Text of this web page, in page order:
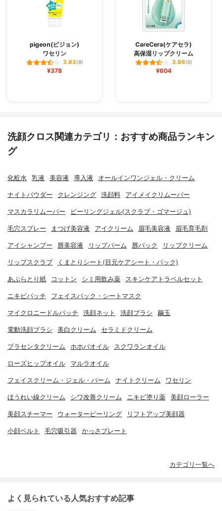
pigeon(ピジョン)
ワセリン
3.83(8)
¥378
CareCera(ケアセラ)
高保湿リップクリーム
3.86(6)
¥604
洗顔クロス関連カテゴリ：おすすめ商品ランキン
グ
化粧水 乳液 美容液 導入液 オールインワンジェル・クリーム
ナイトパウダー クレンジング 洗顔料 アイメイクリムーバー
マスカラリムーバー ピーリングジェル(スクラブ・ゴマージュ)
毛穴スプレー まつげ美容液 アイクリーム 眉毛美容液 眉毛育毛剤
アイシャンプー 唇美容液 リップバーム 唇パック リップクリーム
リップスクラブ くまとりシート(目元ケアシート・パック)
あぶらとり紙 コットン シミ用飲み薬 スキンケアトラベルセット
ニキビパッチ フェイスパック・シートマスク
マイクロニードルパッチ 洗顔ネット 洗顔ブラシ 繭玉
電動洗顔ブラシ 美白クリーム セラミドクリーム
プラセンタクリーム ホホバオイル スクワランオイル
ローズヒップオイル マルラオイル
フェイスクリーム・ジェル・バーム ナイトクリーム ワセリン
ほうれい線クリーム シワ改善クリーム ニキビ塗り薬 美顔ローラー
美顔スチーマー ウォーターピーリング リフトアップ美顔器
小顔ベルト 毛穴吸引器 かっさプレート
カテゴリ一覧へ
よく見られている人気おすすめ記事